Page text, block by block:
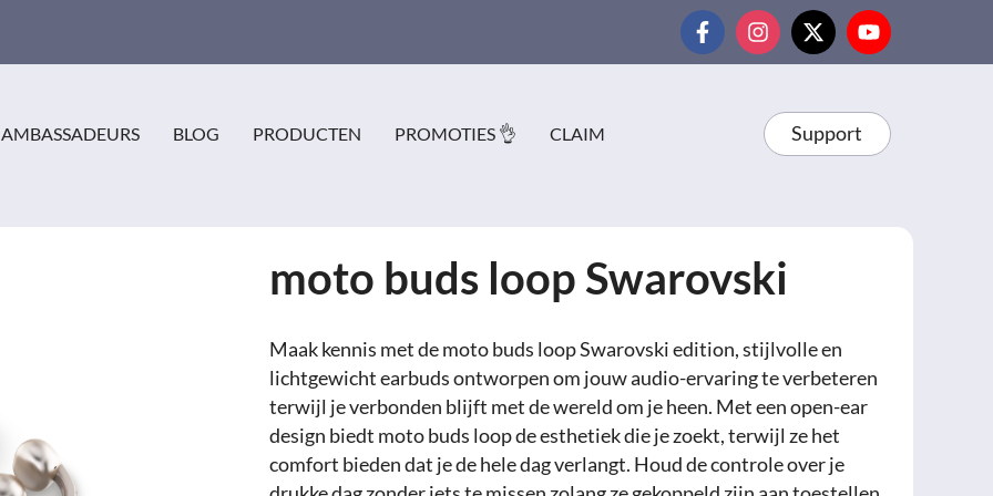
AMBASSADEURS BLOG PRODUCTEN PROMOTIES 👌 CLAIM Support
moto buds loop Swarovski
Maak kennis met de moto buds loop Swarovski edition, stijlvolle en
lichtgewicht earbuds ontworpen om jouw audio-ervaring te verbeteren
terwijl je verbonden blijft met de wereld om je heen. Met een open-ear
design biedt moto buds loop de esthetiek die je zoekt, terwijl ze het
comfort bieden dat je de hele dag verlangt. Houd de controle over je